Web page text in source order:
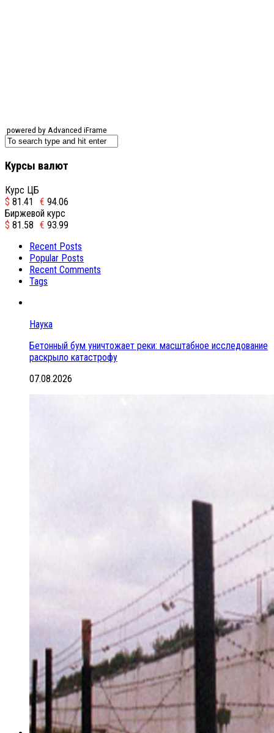
powered by Advanced iFrame
Курсы валют
Курс ЦБ
$ 81.41 € 94.06
Биржевой курс
$ 81.58 € 93.99
Recent Posts
Popular Posts
Recent Comments
Tags
Наука
Бетонный бум уничтожает реки: масштабное исследование
раскрыло катастрофу
07.08.2026